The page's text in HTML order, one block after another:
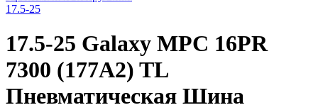
17.5-25
17.5-25 Galaxy MPC 16PR
7300 (177A2) TL
Пневматическая Шина